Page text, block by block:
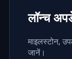
लॉन्च
माइलस्टोन,
जानें।